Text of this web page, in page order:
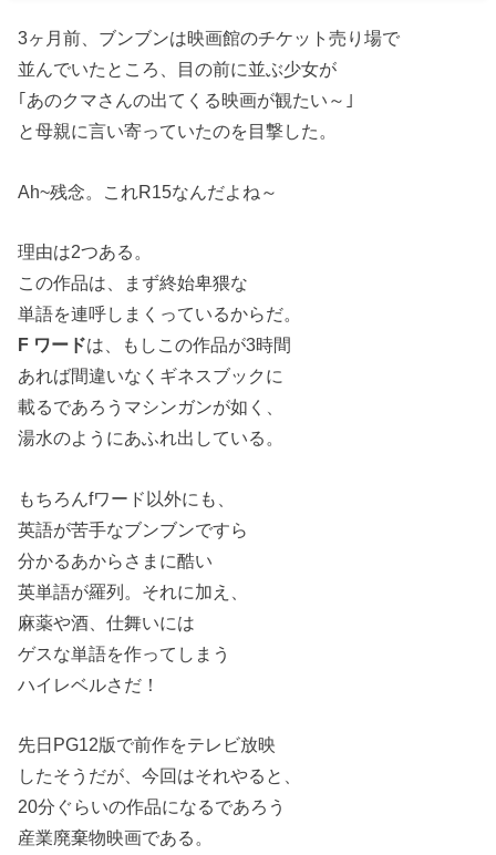
3ヶ月前、ブンブンは映画館のチケット売り場で
並んでいたところ、目の前に並ぶ少女が
｢あのクマさんの出てくる映画が観たい～｣
と母親に言い寄っていたのを目撃した。
Ah~残念。これR15なんだよね～
理由は2つある。
この作品は、まず終始卑猥な
単語を連呼しまくっているからだ。
F ワードは、もしこの作品が3時間
あれば間違いなくギネスブックに
載るであろうマシンガンが如く、
湯水のようにあふれ出している。
もちろんfワード以外にも、
英語が苦手なブンブンですら
分かるあからさまに酷い
英単語が羅列。それに加え、
麻薬や酒、仕舞いには
ゲスな単語を作ってしまう
ハイレベルさだ！
先日PG12版で前作をテレビ放映
したそうだが、今回はそれやると、
20分ぐらいの作品になるであろう
産業廃棄物映画である。